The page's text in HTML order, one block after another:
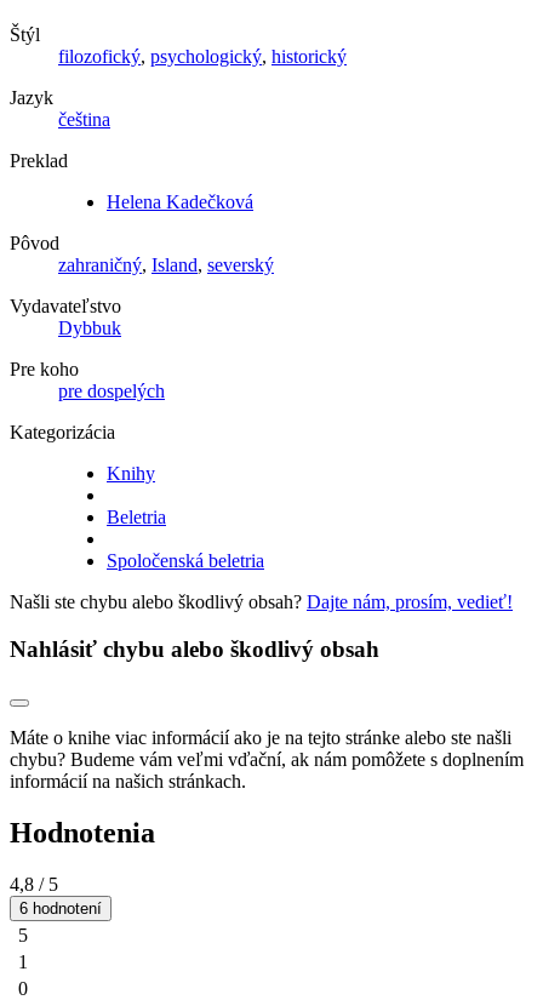
Štýl
filozofický, psychologický, historický
Jazyk
čeština
Preklad
Helena Kadečková
Pôvod
zahraničný, Island, severský
Vydavateľstvo
Dybbuk
Pre koho
pre dospelých
Kategorizácia
Knihy
Beletria
Spoločenská beletria
Našli ste chybu alebo škodlivý obsah? Dajte nám, prosím, vedieť!
Nahlásiť chybu alebo škodlivý obsah
Máte o knihe viac informácií ako je na tejto stránke alebo ste našli
chybu? Budeme vám veľmi vďační, ak nám pomôžete s doplnením
informácií na našich stránkach.
Hodnotenia
4,8 / 5
6 hodnotení
5
1
0